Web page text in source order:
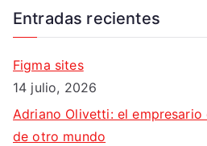
Entradas recientes
Figma sites
14 julio, 2026
Adriano Olivetti: el
de otro mundo